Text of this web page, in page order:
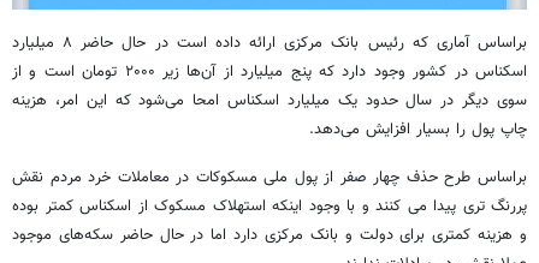
براساس آماری که رئیس بانک مرکزی ارائه داده است در حال حاضر ۸ میلیارد
اسکناس در کشور وجود دارد که پنج میلیارد از آن‌ها زیر ۲۰۰۰ تومان است و از
سوی دیگر در سال حدود یک میلیارد اسکناس امحا می‌شود که این امر، هزینه
چاپ پول را بسیار افزایش می‌دهد.
براساس طرح حذف چهار صفر از پول ملی مسکوکات در معاملات خرد مردم نقش
پررنگ تری پیدا می کنند و با وجود اینکه استهلاک مسکوک از اسکناس کمتر بوده
و هزینه کمتری برای دولت و بانک مرکزی دارد اما در حال حاضر سکه‌های موجود